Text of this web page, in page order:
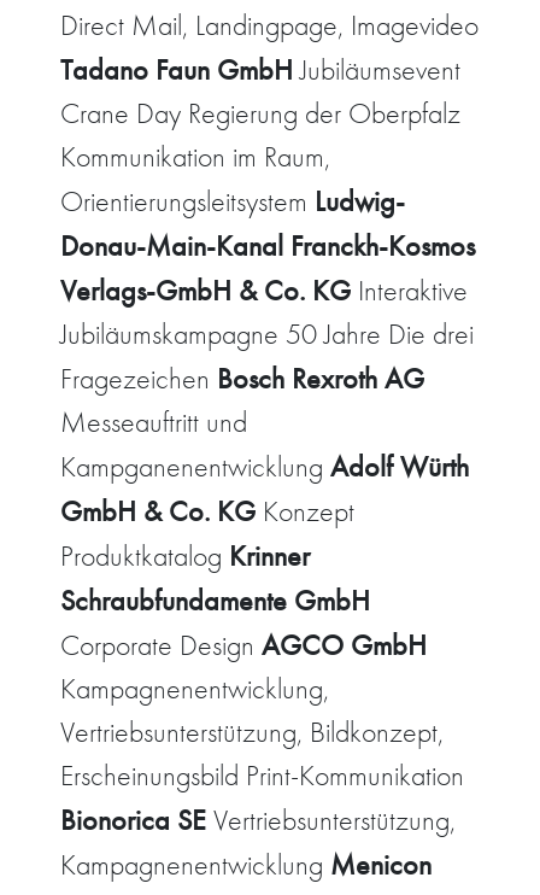
Direct Mail, Landingpage, Imagevideo
Tadano Faun GmbH Jubiläumsevent
Crane Day Regierung der Oberpfalz
Kommunikation im Raum,
Orientierungsleitsystem Ludwig-
Donau-Main-Kanal Franckh-Kosmos
Verlags-GmbH & Co. KG Interaktive
Jubiläumskampagne 50 Jahre Die drei
Fragezeichen Bosch Rexroth AG
Messeauftritt und
Kampganenentwicklung Adolf Würth
GmbH & Co. KG Konzept
Produktkatalog Krinner
Schraubfundamente GmbH
Corporate Design AGCO GmbH
Kampagnenentwicklung,
Vertriebsunterstützung, Bildkonzept,
Erscheinungsbild Print-Kommunikation
Bionorica SE Vertriebsunterstützung,
Kampagnenentwicklung Menicon